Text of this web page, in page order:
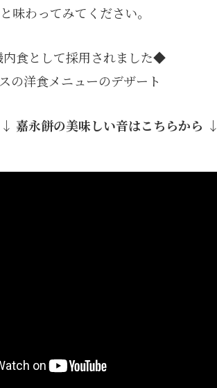
味わってみてください。
食として採用されました◆
の洋食メニューのデザート
↓ 嘉永餅の美味しい音はこちらから ↓